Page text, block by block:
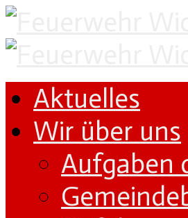
Aktuelles
Wir über uns
Aufgaben